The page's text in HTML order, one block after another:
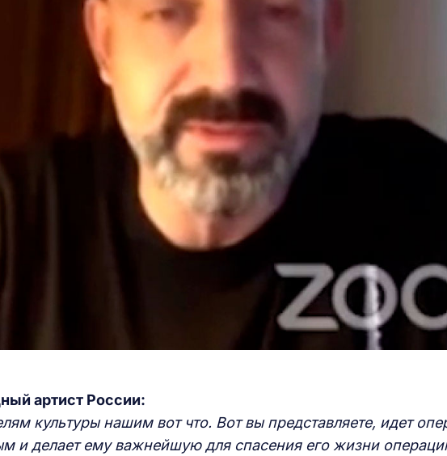
артист России:
культуры нашим вот что. Вот вы представляете, идет
и делает ему важнейшую для спасения его жизни